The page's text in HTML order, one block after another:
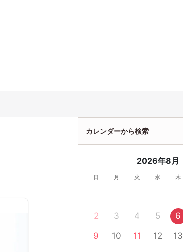
カレンダーから検索
2026年8月
日 月 火 水 木
2
3 4 5 6
9
10 11 12 13